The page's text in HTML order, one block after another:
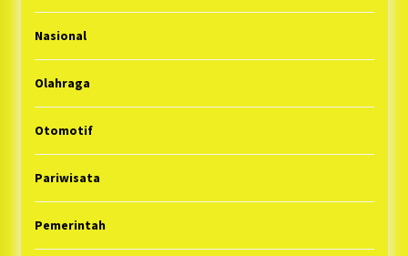
Nasional
Olahraga
Otomotif
Pariwisata
Pemerintah